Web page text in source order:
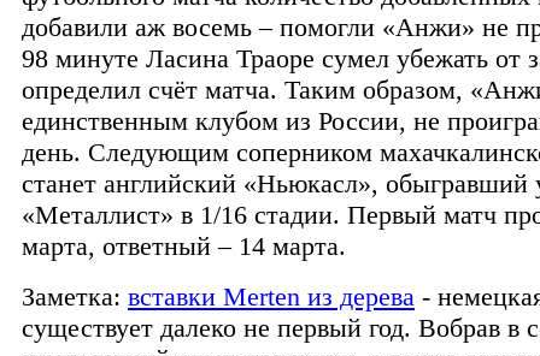
добавили аж восемь – помогли «Анжи» не
98 минуте Ласина Траоре сумел убежать от
определил счёт матча. Таким образом,
единственным клубом из России, не
день. Следующим соперником
станет английский «Ньюкасл», обыгравший
«Металлист» в 1/16 стадии. Первый матч
марта, ответный – 14 марта.
Заметка: вставки Merten из дерева -
существует далеко не первый год. Вобрав в